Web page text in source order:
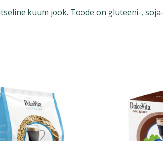
kuum jook. Toode on gluteeni-,